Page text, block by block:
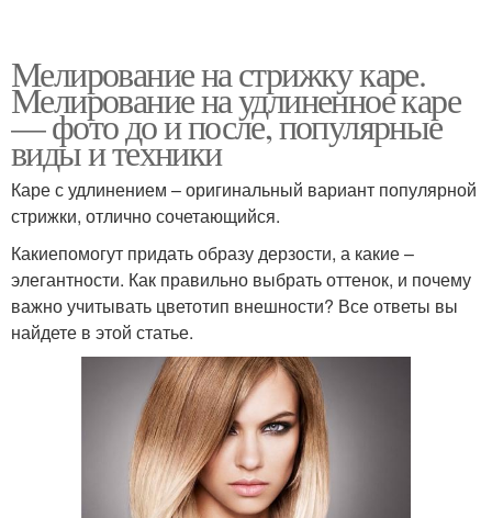
Мелирование на стрижку каре.
Мелирование на удлиненное каре
— фото до и после, популярные
виды и техники
Каре с удлинением – оригинальный вариант популярной
стрижки, отлично сочетающийся.
Какиепомогут придать образу дерзости, а какие –
элегантности. Как правильно выбрать оттенок, и почему
важно учитывать цветотип внешности? Все ответы вы
найдете в этой статье.